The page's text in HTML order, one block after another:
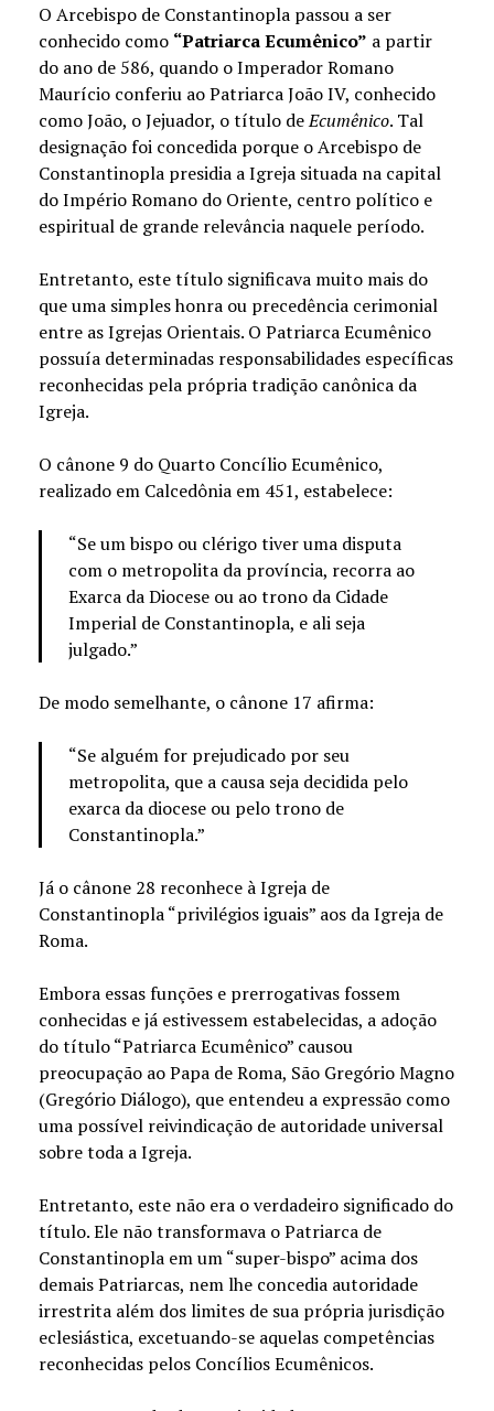
O Arcebispo de Constantinopla passou a ser
conhecido como “Patriarca Ecumênico” a partir
do ano de 586, quando o Imperador Romano
Maurício conferiu ao Patriarca João IV, conhecido
como João, o Jejuador, o título deEcumênico. Tal
designação foi concedida porque o Arcebispo de
Constantinopla presidia a Igreja situada na capital
do Império Romano do Oriente, centro político e
espiritual de grande relevância naquele período.
Entretanto, este título significava muito mais do
que uma simples honra ou precedência cerimonial
entre as Igrejas Orientais. O Patriarca Ecumênico
possuía determinadas responsabilidades específicas
reconhecidas pela própria tradição canônica da
Igreja.
O cânone 9 do Quarto Concílio Ecumênico,
realizado em Calcedônia em 451, estabelece:
“Se um bispo ou clérigo tiver uma disputa
com o metropolita da província, recorra ao
Exarca da Diocese ou ao trono da Cidade
Imperial de Constantinopla, e ali seja
julgado.”
De modo semelhante, o cânone 17 afirma:
“Se alguém for prejudicado por seu
metropolita, que a causa seja decidida pelo
exarca da diocese ou pelo trono de
Constantinopla.”
Já o cânone 28 reconhece à Igreja de
Constantinopla “privilégios iguais” aos da Igreja de
Roma.
Embora essas funções e prerrogativas fossem
conhecidas e já estivessem estabelecidas, a adoção
do título “Patriarca Ecumênico” causou
preocupação ao Papa de Roma, São Gregório Magno
(Gregório Diálogo), que entendeu a expressão como
uma possível reivindicação de autoridade universal
sobre toda a Igreja.
Entretanto, este não era o verdadeiro significado do
título. Ele não transformava o Patriarca de
Constantinopla em um “super-bispo” acima dos
demais Patriarcas, nem lhe concedia autoridade
irrestrita além dos limites de sua própria jurisdição
eclesiástica, excetuando-se aquelas competências
reconhecidas pelos Concílios Ecumênicos.